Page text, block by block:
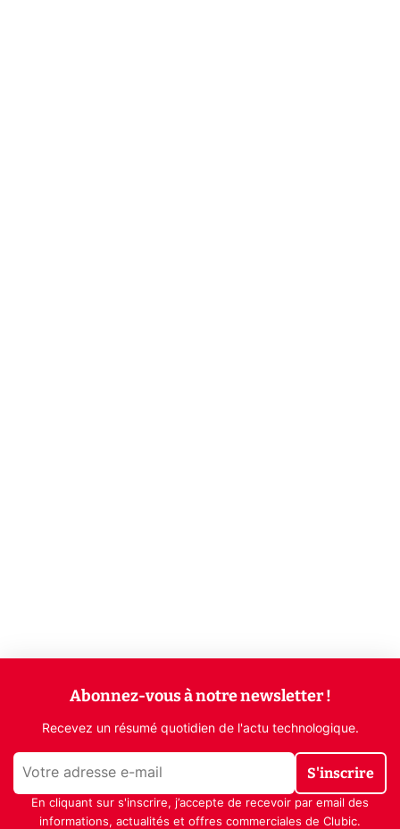
Abonnez-vous à notre newsletter !
Recevez un résumé quotidien de l'actu technologique.
S'inscrire
En cliquant sur s'inscrire, j’accepte de recevoir par email des
informations, actualités et offres commerciales de Clubic.